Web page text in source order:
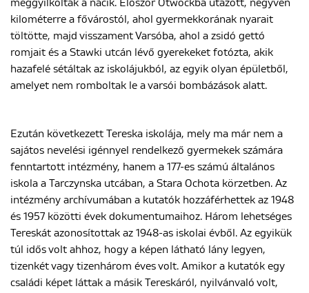
meggyilkolták a nácik. Először Otwockba utazott, negyven
kilométerre a fővárostól, ahol gyermekkorának nyarait
töltötte, majd visszament Varsóba, ahol a zsidó gettó
romjait és a Stawki utcán lévő gyerekeket fotózta, akik
hazafelé sétáltak az iskolájukból, az egyik olyan épületből,
amelyet nem romboltak le a varsói bombázások alatt.
Ezután következett Tereska iskolája, mely ma már nem a
sajátos nevelési igénnyel rendelkező gyermekek számára
fenntartott intézmény, hanem a 177-es számú általános
iskola a Tarczynska utcában, a Stara Ochota körzetben. Az
intézmény archívumában a kutatók hozzáférhettek az 1948
és 1957 közötti évek dokumentumaihoz. Három lehetséges
Tereskát azonosítottak az 1948-as iskolai évből. Az egyikük
túl idős volt ahhoz, hogy a képen látható lány legyen,
tizenkét vagy tizenhárom éves volt. Amikor a kutatók egy
családi képet láttak a másik Tereskáról, nyilvánvaló volt,